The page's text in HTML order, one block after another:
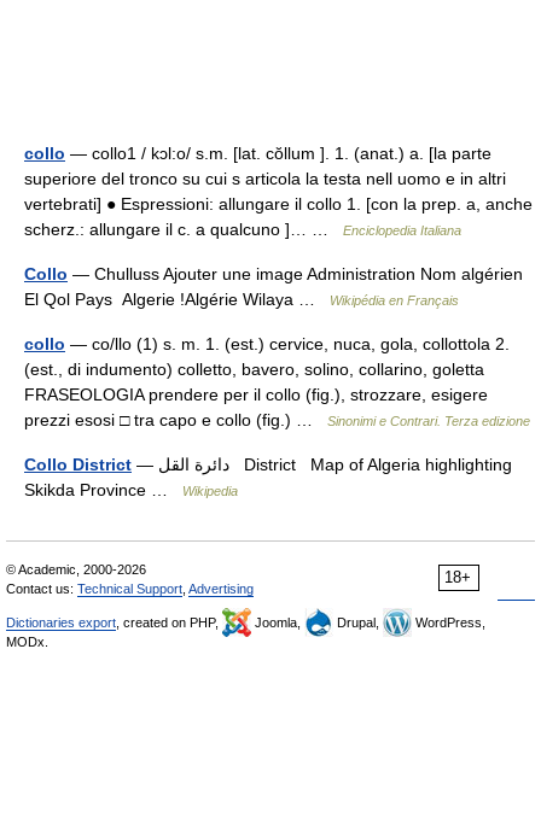
collo — collo1 / kɔl:o/ s.m. [lat. cŏllum ]. 1. (anat.) a. [la parte
superiore del tronco su cui s articola la testa nell uomo e in altri
vertebrati] ● Espressioni: allungare il collo 1. [con la prep. a, anche
scherz.: allungare il c. a qualcuno ]… …
Enciclopedia Italiana
Collo — Chulluss Ajouter une image Administration Nom algérien
El Qol Pays Algerie !Algérie Wilaya …
Wikipédia en Français
collo — co/llo (1) s. m. 1. (est.) cervice, nuca, gola, collottola 2.
(est., di indumento) colletto, bavero, solino, collarino, goletta
FRASEOLOGIA prendere per il collo (fig.), strozzare, esigere
prezzi esosi □ tra capo e collo (fig.) …
Sinonimi e Contrari. Terza edizione
Collo District — دائرة القل District Map of Algeria highlighting
Skikda Province …
Wikipedia
18+
© Academic, 2000-2026
Contact us: Technical Support Advertising
Dictionaries export , created on PHP, Joomla, Drupal,
WordPress,
MODx.